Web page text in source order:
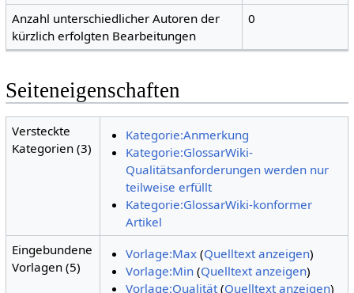
Anzahl unterschiedlicher Autoren der
kürzlich erfolgten Bearbeitungen
0
Seiteneigenschaften
Versteckte
Kategorien (3)
Kategorie:Anmerkung
Kategorie:GlossarWiki-
Qualitätsanforderungen werden nur
teilweise erfüllt
Kategorie:GlossarWiki-konformer
Artikel
Eingebundene
Vorlagen (5)
Vorlage:Max(Quelltext anzeigen)
Vorlage:Min(Quelltext anzeigen)
Vorlage:Qualität(Quelltext anzeigen)